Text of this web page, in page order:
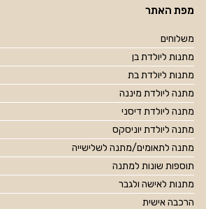
מפת האתר
משלוחים
מתנות ליולדת בן
מתנות ליולדת בת
מתנה ליולדת מיננה
מתנה ליולדת דיסני
מתנה ליולדת יוניסקס
מתנה לתאומים/מתנה לשלישייה
תוספות שונות למתנה
מתנות לאישה ולגבר
הרכבה אישית